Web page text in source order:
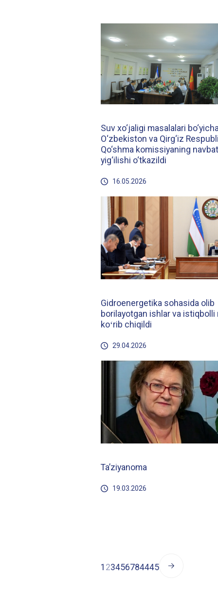
Suv xo‘jaligi masalalari
O‘zbekiston va Qirg‘iz
Qo‘shma komissiyaning
yig‘ilishi o‘tkazildi
16.05.2026
Gidroenergetika sohasida olib
borilayotgan ishlar va istiqbolli
koʻrib chiqildi
29.04.2026
Ta’ziyanoma
19.03.2026
1 23456784445